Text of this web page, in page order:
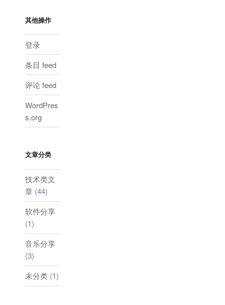
其他操作
登录
条目 feed
评论 feed
WordPres
s.org
文章分类
技术类文
章 (44)
软件分享
(1)
音乐分享
(3)
未分类 (1)